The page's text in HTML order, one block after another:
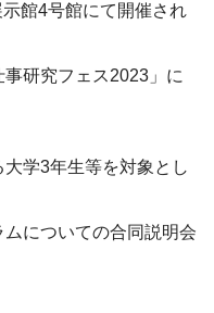
館4号館にて開催され
事研究フェス2023」に
学3年生等を対象とし
についての合同説明会